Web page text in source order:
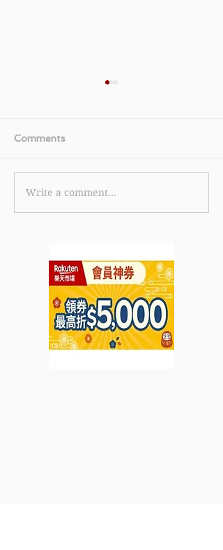
《Promise 邦民貸款 優
惠》新客戶成功貸款迎新
2022年8月31日)
Comments
Write a comment...